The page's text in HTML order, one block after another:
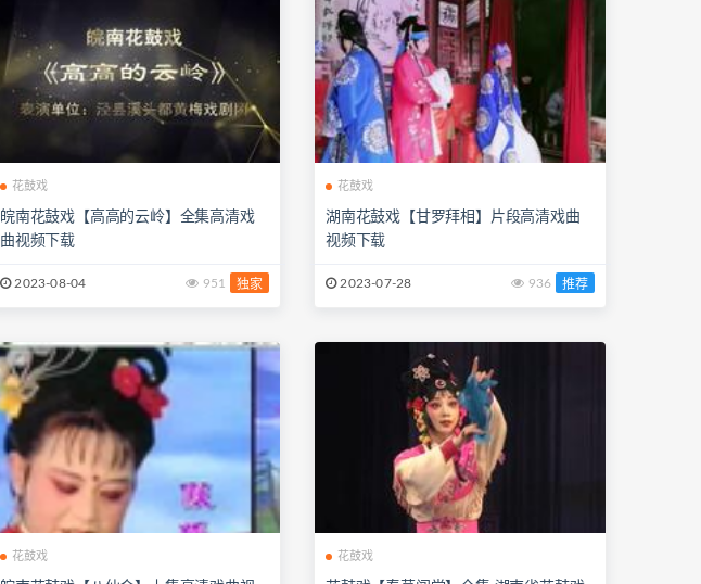
花鼓戏
皖南花鼓戏【高高的云岭】全集高清戏
曲视频下载
2023-08-04 951 独家
花鼓戏
湖南花鼓戏【甘罗拜相】片段高清戏曲
视频下载
2023-07-28 936 推荐
花鼓戏 花鼓戏